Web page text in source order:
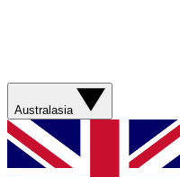
Australasia